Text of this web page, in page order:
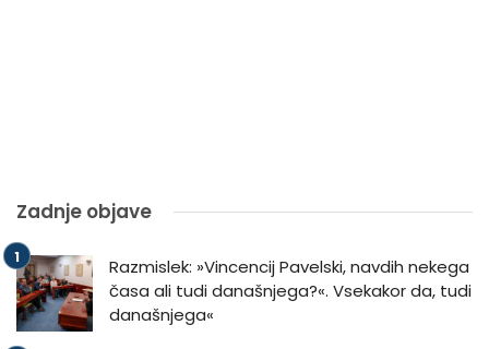
Zadnje objave
Razmislek: »Vincencij Pavelski, navdih nekega
časa ali tudi današnjega?«. Vsekakor da, tudi
današnjega«